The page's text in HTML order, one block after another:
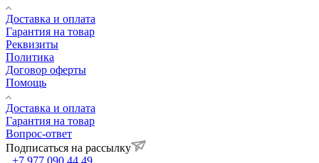
Доставка и оплата
Гарантия на товар
Реквизиты
Политика
Договор оферты
Помощь
Доставка и оплата
Гарантия на товар
Вопрос-ответ
Подписаться на рассылку
+7 977 090 44 49